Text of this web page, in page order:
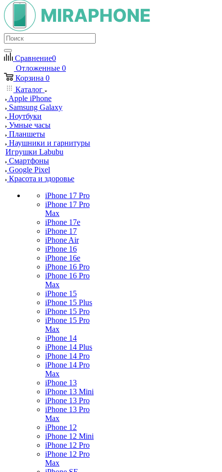
Сравнение0
Отложенные 0
Корзина 0
Каталог
Apple iPhone
Samsung Galaxy
Ноутбуки
Умные часы
Планшеты
Наушники и гарнитуры
Игрушки Labubu
Смартфоны
Google Pixel
Красота и здоровье
iPhone 17 Pro
iPhone 17 Pro
Max
iPhone 17e
iPhone 17
iPhone Air
iPhone 16
iPhone 16e
iPhone 16 Pro
iPhone 16 Pro
Max
iPhone 15
iPhone 15 Plus
iPhone 15 Pro
iPhone 15 Pro
Max
iPhone 14
iPhone 14 Plus
iPhone 14 Pro
iPhone 14 Pro
Max
iPhone 13
iPhone 13 Mini
iPhone 13 Pro
iPhone 13 Pro
Max
iPhone 12
iPhone 12 Mini
iPhone 12 Pro
iPhone 12 Pro
Max